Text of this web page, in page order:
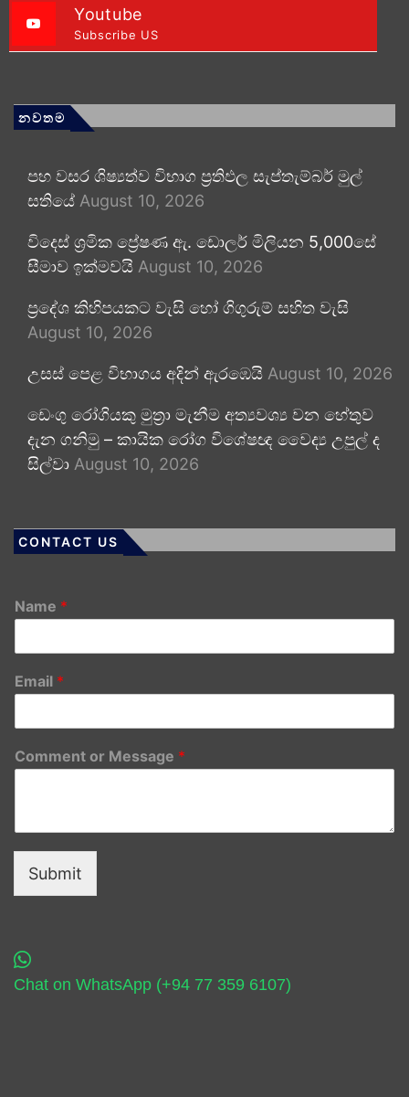
Youtube
Subscribe US
නවතම
පහ වසර ශිෂ්‍යත්ව විභාග ප්‍රතිඵල සැප්තැම්බර් මුල්
සතියේ August 10, 2026
විදෙස් ශ්‍රමික ප්‍රේෂණ ඇ. ඩොලර් මිලියන 5,000සේ
සීමාව ඉක්මවයි August 10, 2026
ප්‍රදේශ කිහිපයකට වැසි හෝ ගිගුරුම් සහිත වැසි
August 10, 2026
උසස් පෙළ විභාගය අදින් ඇරඹෙයි August 10, 2026
ඩෙංගු රෝගියකු ⁣මුත්‍රා මැනීම අත්‍යවශ්‍ය වන හේතුව
දැන ගනිමු – කායික රෝග විශේෂඥ වෛද්‍ය උපුල් ද
සිල්වා August 10, 2026
CONTACT US
Name *
Email *
Comment or Message *
Submit
Chat on WhatsApp (+94 77 359 6107)